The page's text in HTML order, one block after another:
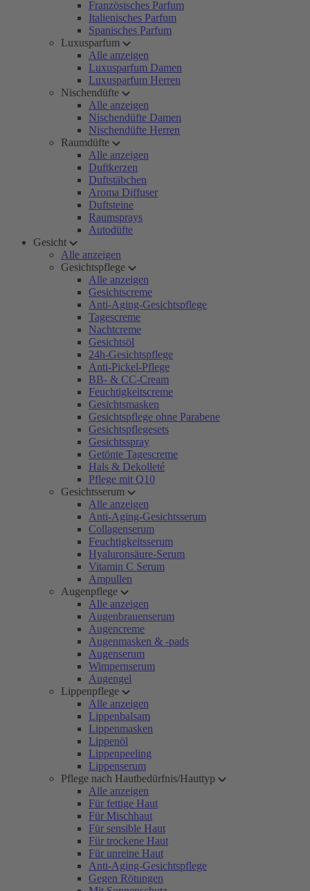
Französisches Parfum
Italienisches Parfum
Spanisches Parfum
Luxusparfum
Alle anzeigen
Luxusparfum Damen
Luxusparfum Herren
Nischendüfte
Alle anzeigen
Nischendüfte Damen
Nischendüfte Herren
Raumdüfte
Alle anzeigen
Duftkerzen
Duftstäbchen
Aroma Diffuser
Duftsteine
Raumsprays
Autodüfte
Gesicht
Alle anzeigen
Gesichtspflege
Alle anzeigen
Gesichtscreme
Anti-Aging-Gesichtspflege
Tagescreme
Nachtcreme
Gesichtsöl
24h-Gesichtspflege
Anti-Pickel-Pflege
BB- & CC-Cream
Feuchtigkeitscreme
Gesichtsmasken
Gesichtspflege ohne Parabene
Gesichtspflegesets
Gesichtsspray
Getönte Tagescreme
Hals & Dekolleté
Pflege mit Q10
Gesichtsserum
Alle anzeigen
Anti-Aging-Gesichtsserum
Collagenserum
Feuchtigkeitsserum
Hyaluronsäure-Serum
Vitamin C Serum
Ampullen
Augenpflege
Alle anzeigen
Augenbrauenserum
Augencreme
Augenmasken & -pads
Augenserum
Wimpernserum
Augengel
Lippenpflege
Alle anzeigen
Lippenbalsam
Lippenmasken
Lippenöl
Lippenpeeling
Lippenserum
Pflege nach Hautbedürfnis/Hauttyp
Alle anzeigen
Für fettige Haut
Für Mischhaut
Für sensible Haut
Für trockene Haut
Für unreine Haut
Anti-Aging-Gesichtspflege
Gegen Rötungen